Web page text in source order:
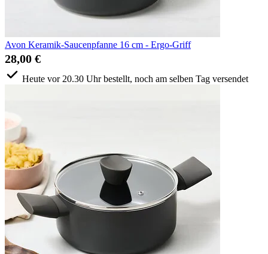
Avon Keramik-Saucenpfanne 16 cm - Ergo-Griff
28,00 €
Heute vor 20.30 Uhr bestellt, noch am selben Tag versendet